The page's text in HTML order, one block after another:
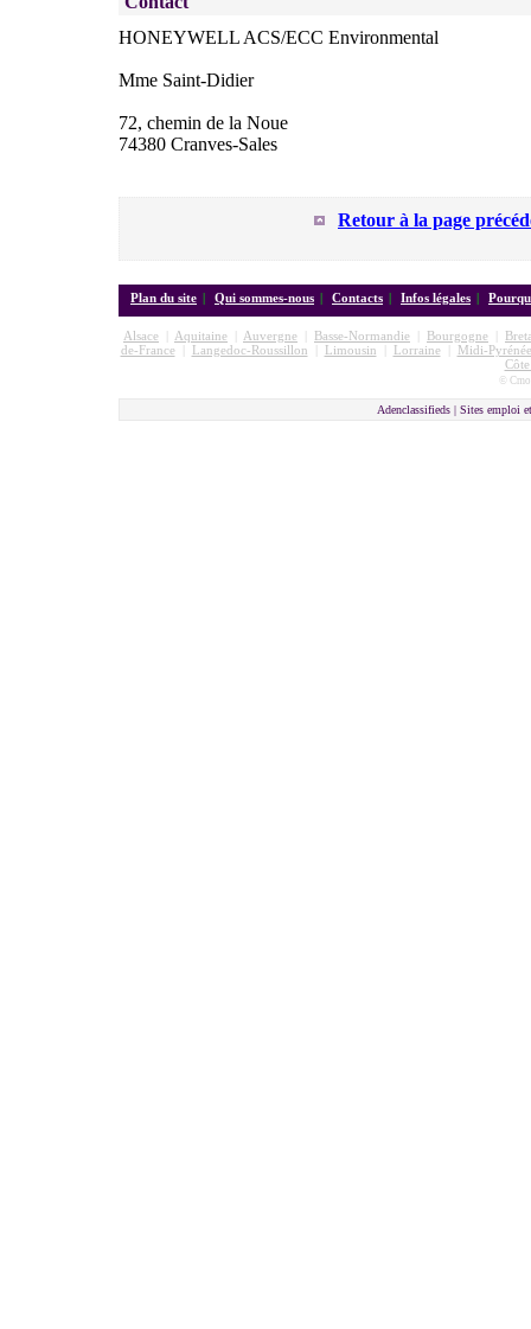
HONEYWELL ACS/ECC Environmental
Mme Saint-Didier
72, chemin de la Noue
74380 Cranves-Sales
Retour à la page
Plan du site | Qui sommes-nous | Contacts | Infos légales |
Alsace Aquitaine Auvergne Basse-Normandie Bourgogne
de-France| Langedoc-Roussillon Limousin Lorraine|
Midi-
©
Adenclassifieds | Sites emploi